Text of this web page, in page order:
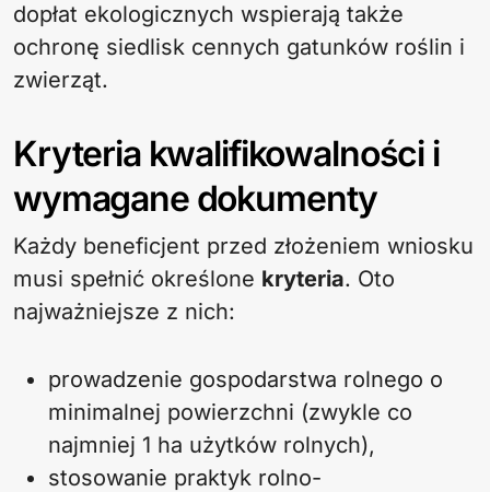
dopłat ekologicznych wspierają także
ochronę siedlisk cennych gatunków roślin i
zwierząt.
Kryteria kwalifikowalności i
wymagane dokumenty
Każdy beneficjent przed złożeniem wniosku
musi spełnić określone kryteria. Oto
najważniejsze z nich:
prowadzenie gospodarstwa rolnego o
minimalnej powierzchni (zwykle co
najmniej 1 ha użytków rolnych),
stosowanie praktyk rolno-